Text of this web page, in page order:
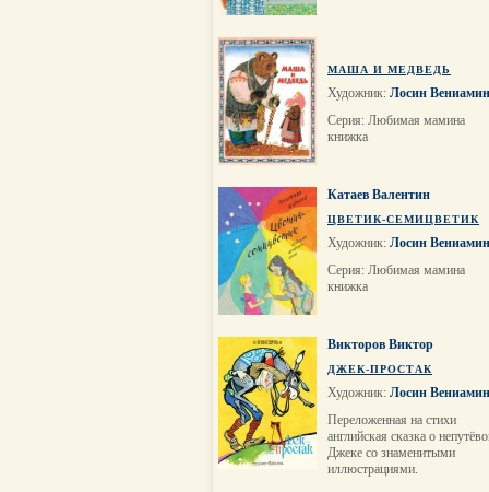
МАША И МЕДВЕДЬ
Художник: Лосин Вениамин
Серия: Любимая мамина
книжка
Катаев Валентин
ЦВЕТИК-СЕМИЦВЕТИК
Художник: Лосин Вениамин
Cерия: Любимая мамина
книжка
Викторов Виктор
ДЖЕК-ПРОСТАК
Художник: Лосин Вениамин
Переложенная на стихи
английская сказка о
Джеке со знаменитыми
иллюстрациями.